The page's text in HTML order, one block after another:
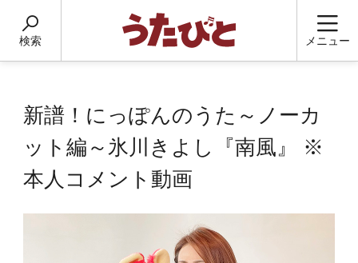
検索 メニュー
新譜！にっぽんのうた～ノーカ
ット編～氷川きよし『南風』 ※
本人コメント動画